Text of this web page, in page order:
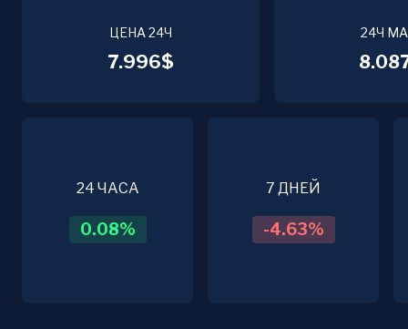
ЦЕНА 24Ч
7.996$
24Ч
24 ЧАСА
0.08%
7 ДНЕЙ
-4.63%